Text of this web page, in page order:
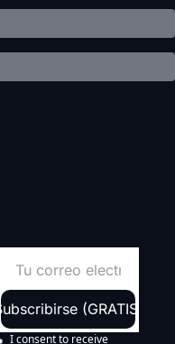
Subscribirse (GRATIS)
I consent to receive